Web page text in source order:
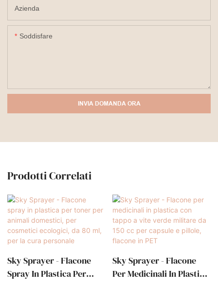
Azienda
Soddisfare
INVIA DOMANDA ORA
Prodotti Correlati
Sky Sprayer - Flacone
Spray In Plastica Per
Sky Sprayer - Flacone
Per Medicinali In Plastica